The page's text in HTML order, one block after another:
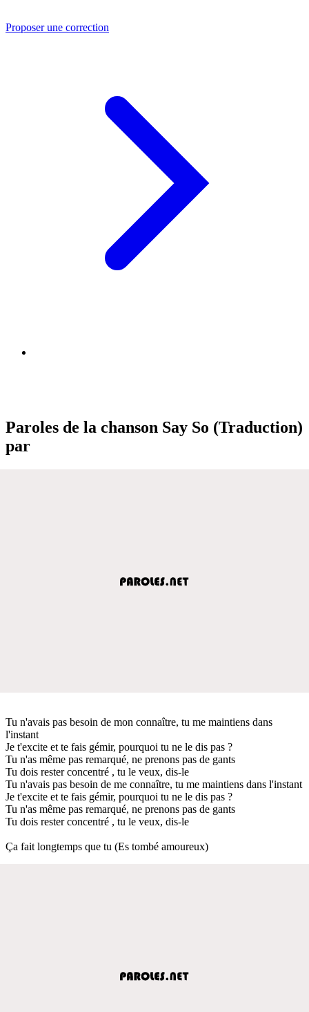
Proposer une correction
Paroles de la chanson Say So (Traduction)
par
Tu n'avais pas besoin de mon connaître, tu me maintiens dans
l'instant
Je t'excite et te fais gémir, pourquoi tu ne le dis pas ?
Tu n'as même pas remarqué, ne prenons pas de gants
Tu dois rester concentré , tu le veux, dis-le
Tu n'avais pas besoin de me connaître, tu me maintiens dans l'instant
Je t'excite et te fais gémir, pourquoi tu ne le dis pas ?
Tu n'as même pas remarqué, ne prenons pas de gants
Tu dois rester concentré , tu le veux, dis-le
Ça fait longtemps que tu (Es tombé amoureux)